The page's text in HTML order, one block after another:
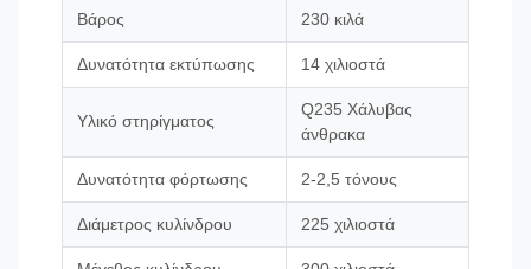
Βάρος 230 κιλά
Δυνατότητα εκτύπωσης 14 χιλιοστά
Υλικό στηρίγματος
Q235 Χάλυβας
άνθρακα
Δυνατότητα φόρτωσης 2-2,5 τόνους
Διάμετρος κυλίνδρου 225 χιλιοστά